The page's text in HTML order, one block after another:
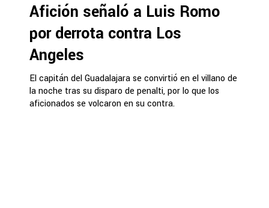
Afición señaló a Luis Romo
por derrota contra Los
Angeles
El capitán del Guadalajara se convirtió en el villano de
la noche tras su disparo de penalti, por lo que los
aficionados se volcaron en su contra.